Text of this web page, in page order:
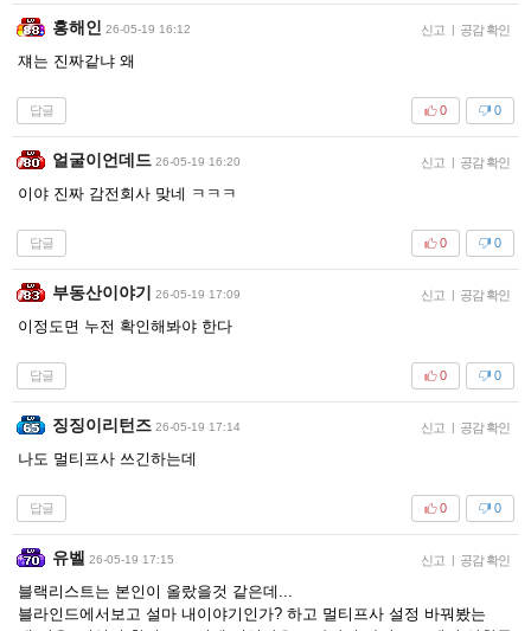
홍해인 26-05-19 16:12 신고 | 공감 확인
쟤는 진짜같냐 왜
답글 0
0
얼굴이언데드 26-05-19 16:20 신고 | 공감 확인
이야 진짜 감전회사 맞네 ㅋㅋㅋ
답글 0
0
부동산이야기 26-05-19 17:09 신고 | 공감 확인
이정도면 누전 확인해봐야 한다
답글 0
0
징징이리턴즈 26-05-19 17:14 신고 | 공감 확인
나도 멀티프사 쓰긴하는데
답글 0
0
유벨 26-05-19 17:15 신고 | 공감 확인
블랙리스트는 본인이 올랐을것 같은데...
블라인드에서보고 설마 내이야기인가? 하고 멀티프사 설정 바꿔봤는